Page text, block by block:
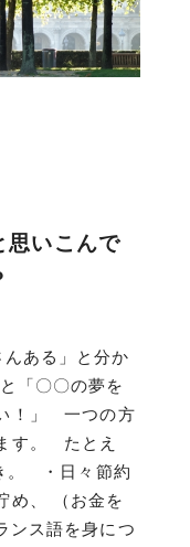
思いこんで
ある」と分か
「〇〇の夢を
！」 一つの方
す。 たとえ
。 ・日々節約
め、 （お金を
ス語を身につ